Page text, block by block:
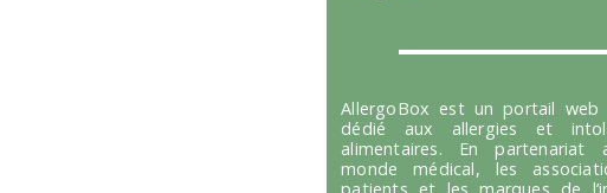
AllergoBox est un portail web
dédié aux allergies et
alimentaires. En partenariat
monde médical, les